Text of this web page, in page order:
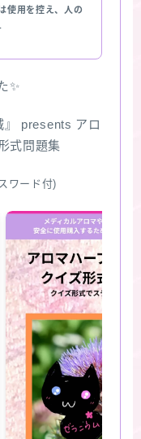
使用を控え、人の
✨
』 presents アロ
式問題集
ワード付)